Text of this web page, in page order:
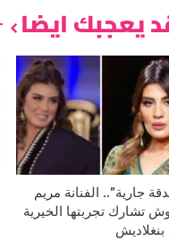
يعجبك ايضا
جارية”.. الفنانة مريم
تشارك تجربتها الخيرية